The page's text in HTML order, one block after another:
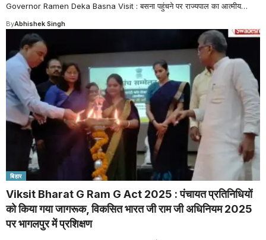
Governor Ramen Deka Basna Visit : बसना पहुंचने पर राज्यपाल का आत्मीय…
ByAbhishek Singh
बिहार
Viksit Bharat G Ram G Act 2025 : पंचायत प्रतिनिधियों
को किया गया जागरूक, विकसित भारत जी राम जी अधिनियम 2025
पर भागलपुर में प्रशिक्षण